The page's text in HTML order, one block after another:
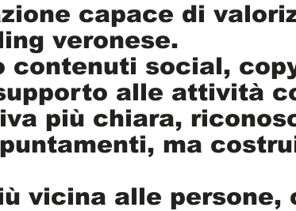
capace di
veronese.
contenuti social,
alle attività
più chiara,
ma
vicina alle persone,